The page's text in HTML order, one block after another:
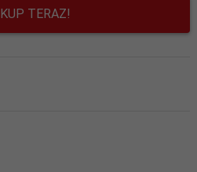
KUP TERAZ!